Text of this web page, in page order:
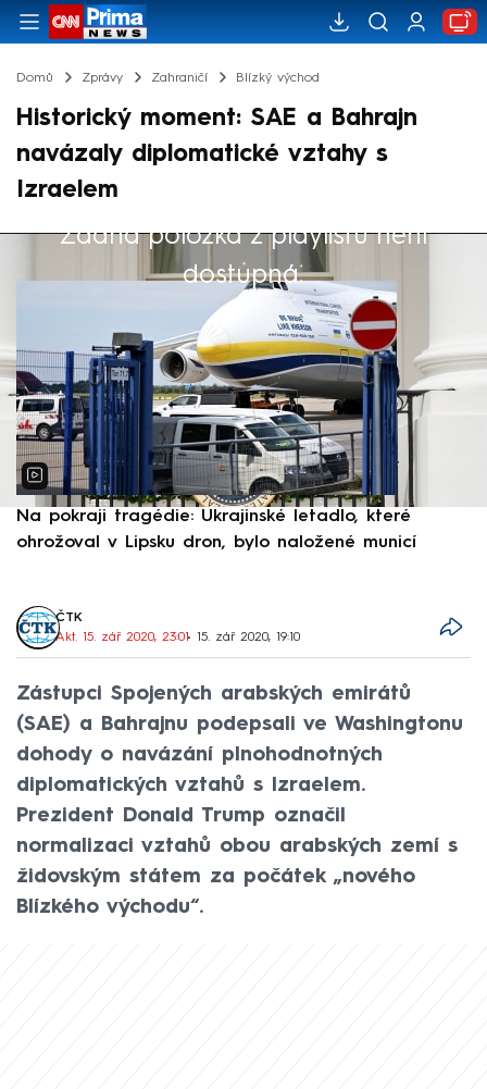
Domů Zprávy Zahraničí Blízký východ
Historický moment: SAE a Bahrajn
navázaly diplomatické vztahy s
Izraelem
Žádná položka z playlistu není
dostupná.
Výběr redakce
Na pokraji tragédie: Ukrajinské letadlo, které
ohrožoval v Lipsku dron, bylo naložené municí
ČTK
Akt. 15. zář 2020, 23:01• 15. zář 2020, 19:10
Zástupci Spojených arabských emirátů
(SAE) a Bahrajnu podepsali ve Washingtonu
dohody o navázání plnohodnotných
diplomatických vztahů s Izraelem.
Prezident Donald Trump označil
normalizaci vztahů obou arabských zemí s
židovským státem za počátek „nového
Blízkého východu“.